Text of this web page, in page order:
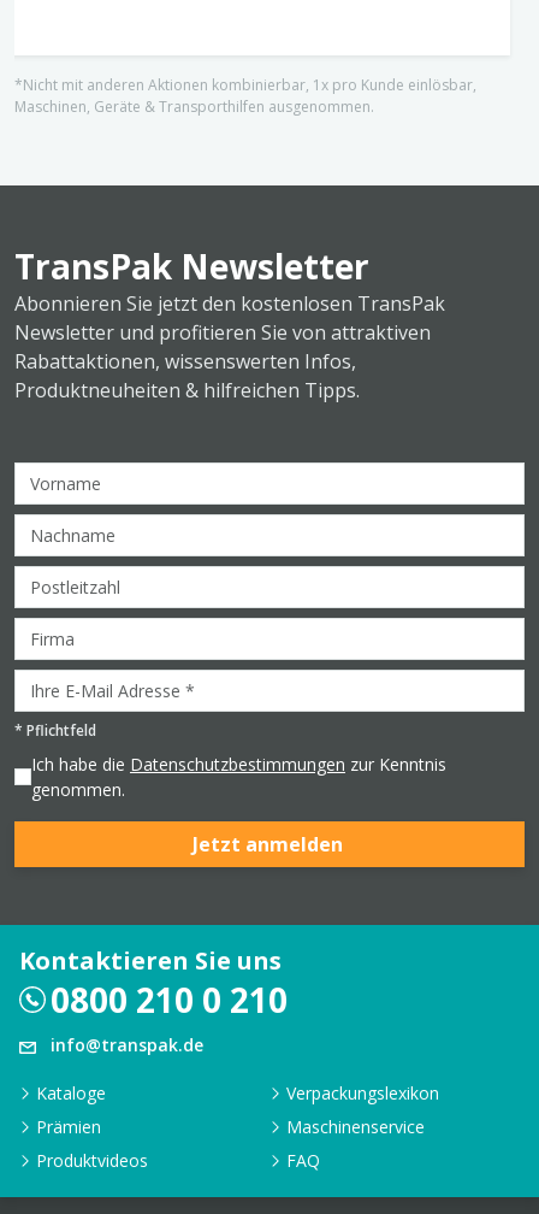
*Nicht mit anderen Aktionen kombinierbar, 1x pro Kunde einlösbar,
Maschinen, Geräte & Transporthilfen ausgenommen.
TransPak Newsletter
Abonnieren Sie jetzt den kostenlosen TransPak
Newsletter und profitieren Sie von attraktiven
Rabattaktionen, wissenswerten Infos,
Produktneuheiten & hilfreichen Tipps.
* Pflichtfeld
Ich habe die Datenschutzbestimmungen zur Kenntnis
genommen.
Jetzt anmelden
Kontaktieren Sie uns
0800 210 0 210
info@transpak.de
Kataloge
Verpackungslexikon
Prämien
Maschinenservice
Produktvideos
FAQ